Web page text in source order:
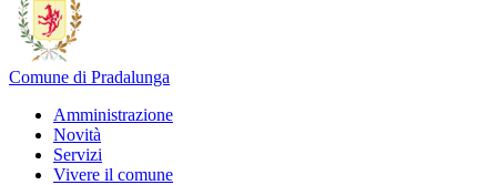
Comune di Pradalunga
Amministrazione
Novità
Servizi
Vivere il comune